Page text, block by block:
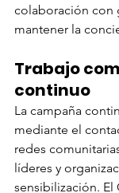
colaboración con
mantener la
Trabajo
continuo
La campaña
mediante el
redes
líderes y
sensibilización. El